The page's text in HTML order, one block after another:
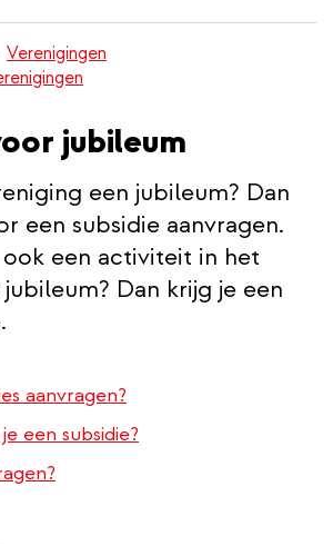
Verenigingen
jubileum
een jubileum? Dan
een subsidie aanvragen.
een activiteit in het
Dan krijg je een
aanvragen?
een subsidie?